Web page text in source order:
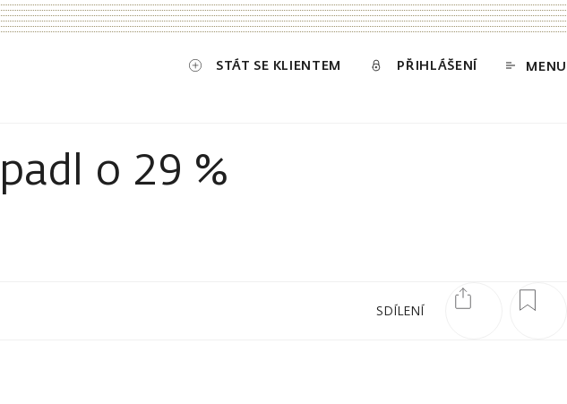
STÁT SE KLIENTEM PŘIHLÁŠENÍ MENU
o 29 %
SDÍLENÍ